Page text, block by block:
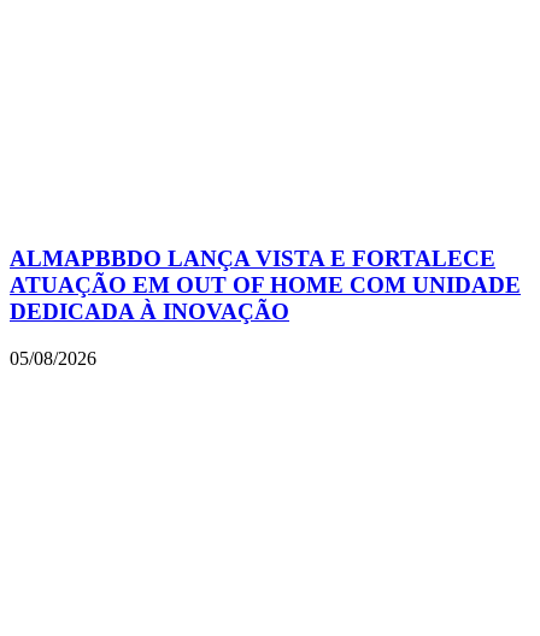
ALMAPBBDO LANÇA VISTA E FORTALECE
ATUAÇÃO EM OUT OF HOME COM UNIDADE
DEDICADA À INOVAÇÃO
05/08/2026